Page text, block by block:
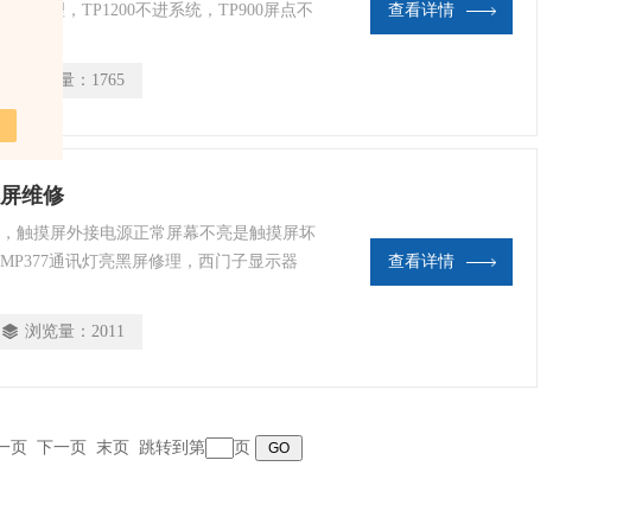
屏修理，TP1200不进系统，TP900屏点不
，西门子操作屏维修，按键失灵维修，触
西门子触摸屏主芯片更换，存储芯片销
浏览量： 1765
查看详情
维修
触摸屏外接电源正常屏幕不亮是触摸屏坏
通讯灯亮黑屏修理，西门子显示器
面，TP1500不进系统主程序软件硬件故
浏览量： 2011
查看详情
页 下一页 末页 跳转到第 页